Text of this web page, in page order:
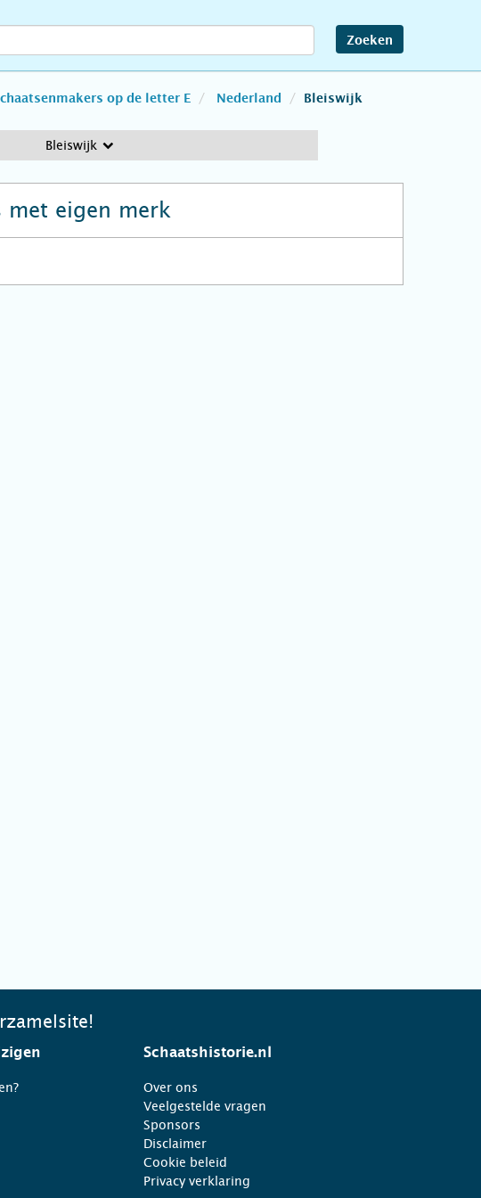
Zoeken
op de letter E Nederland Bleiswijk
Bleiswijk
met eigen merk
Schaatshistorie.nl
Over ons
Veelgestelde vragen
Sponsors
Disclaimer
Cookie beleid
Privacy verklaring